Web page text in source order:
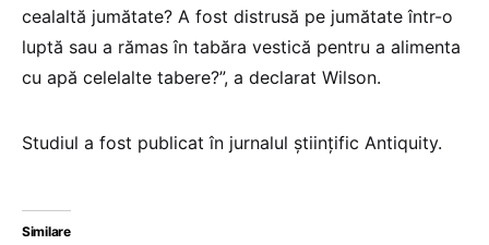
cealaltă jumătate? A fost distrusă pe jumătate într-o
luptă sau a rămas în tabăra vestică pentru a alimenta
cu apă celelalte tabere?”, a declarat Wilson.
Studiul a fost publicat în jurnalul ştiinţific Antiquity.
Similare